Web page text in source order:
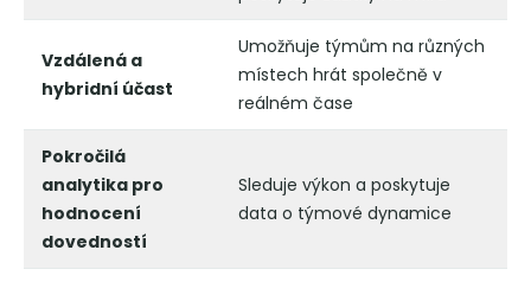
Vzdálená a
hybridní účast
Umožňuje týmům na různých
místech hrát společně v
reálném čase
Pokročilá
analytika pro
hodnocení
dovedností
Sleduje výkon a poskytuje
data o týmové dynamice